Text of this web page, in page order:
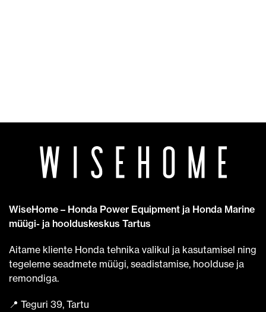
WiseHome – Honda Power Equipment ja Honda Marine
müügi- ja hoolduskeskus Tartus
Aitame kliente Honda tehnika valikul ja kasutamisel ning
tegeleme seadmete müügi, seadistamise, hoolduse ja
remondiga.
📍 Teguri 39, Tartu